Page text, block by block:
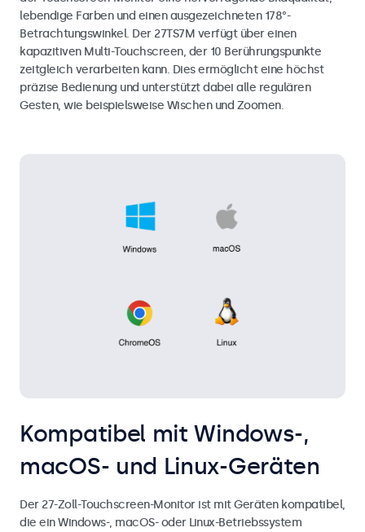
lebendige Farben und einen ausgezeichneten 178°-
Betrachtungswinkel. Der 27TS7M verfügt über einen
kapazitiven Multi-Touchscreen, der 10 Berührungspunkte
zeitgleich verarbeiten kann. Dies ermöglicht eine höchst
präzise Bedienung und unterstützt dabei alle regulären
Gesten, wie beispielsweise Wischen und Zoomen.
Kompatibel mit Windows-,
macOS- und Linux-Geräten
Der 27-Zoll-Touchscreen-Monitor ist mit Geräten kompatibel,
die ein Windows-, macOS- oder Linux-Betriebssystem